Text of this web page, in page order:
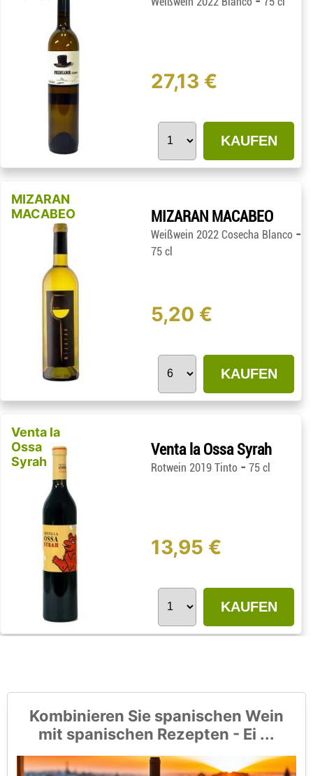
27,13 €
KAUFEN
MIZARAN
MACABEO
MIZARAN MACABEO
Weißwein 2022 Cosecha Blanco -
75 cl
5,20 €
KAUFEN
Venta la
Ossa
Syrah
Venta la Ossa Syrah
Rotwein 2019 Tinto -75 cl
13,95 €
KAUFEN
Kombinieren Sie spanischen Wein
mit spanischen Rezepten - Ei ...